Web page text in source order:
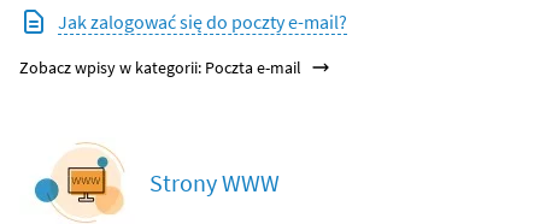
Jak zalogować się do poczty e-mail?
Zobacz wpisy w kategorii: Poczta e-mail
Strony WWW